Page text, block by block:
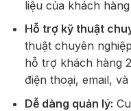
liệu của khách
Hỗ trợ kỹ thuật
thuật chuyên
hỗ trợ khách hàng
điện thoại, email,
Dễ dàng quản lý: